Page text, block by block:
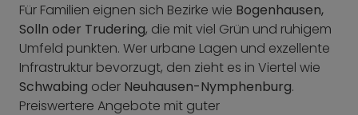
Für Familien eignen sich Bezirke wie Bogenhausen,
Solln oder Trudering, die mit viel Grün und ruhigem
Umfeld punkten. Wer urbane Lagen und exzellente
Infrastruktur bevorzugt, den zieht es in Viertel wie
Schwabing oder Neuhausen-Nymphenburg.
Preiswertere Angebote mit guter